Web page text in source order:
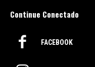
Continue Conectado
FACEBOOK